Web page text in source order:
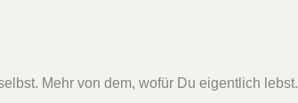
Mehr von dem, wofür Du eigentlich lebst.